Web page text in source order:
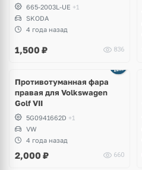
665-2003L-UE +1
SKODA
4 года назад
1,500 ₽ 836
Противотуманная фара
правая для Volkswagen
Golf VII
5G0941662D +1
VW
4 года назад
2,000 ₽ 660